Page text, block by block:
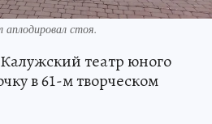
аплодировал стоя.
театр юного
в 61-м творческом